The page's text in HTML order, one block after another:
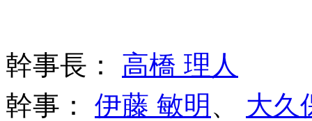
幹事長： 高橋 理人
幹事： 伊藤 敏明 、 大久